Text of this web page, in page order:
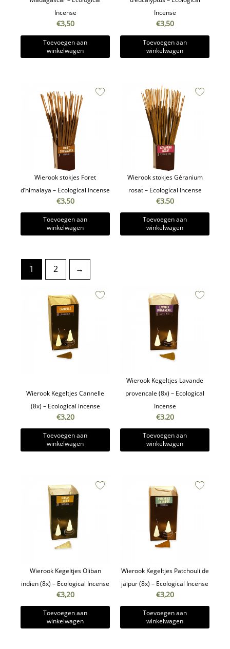
Incense
€3,50
Toevoegen aan
winkelwagen
Incense
€3,50
Toevoegen aan
winkelwagen
Wierook stokjes Foret
d’himalaya – Ecological Incense
€3,50
Toevoegen aan
winkelwagen
Wierook stokjes Géranium
rosat – Ecological Incense
€3,50
Toevoegen aan
winkelwagen
1 2 →
Wierook Kegeltjes Cannelle
(8x) – Ecological incense
€3,20
Toevoegen aan
winkelwagen
Wierook Kegeltjes Lavande
provencale (8x) – Ecological
Incense
€3,20
Toevoegen aan
winkelwagen
Wierook Kegeltjes Oliban
indien (8x) – Ecological Incense
€3,20
Toevoegen aan
winkelwagen
Wierook Kegeltjes Patchouli de
jaïpur (8x) – Ecological Incense
€3,20
Toevoegen aan
winkelwagen